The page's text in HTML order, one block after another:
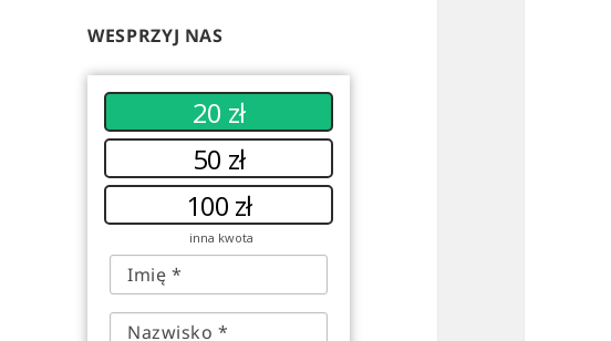
WESPRZYJ NAS
20 zł
50 zł
100 zł
inna kwota